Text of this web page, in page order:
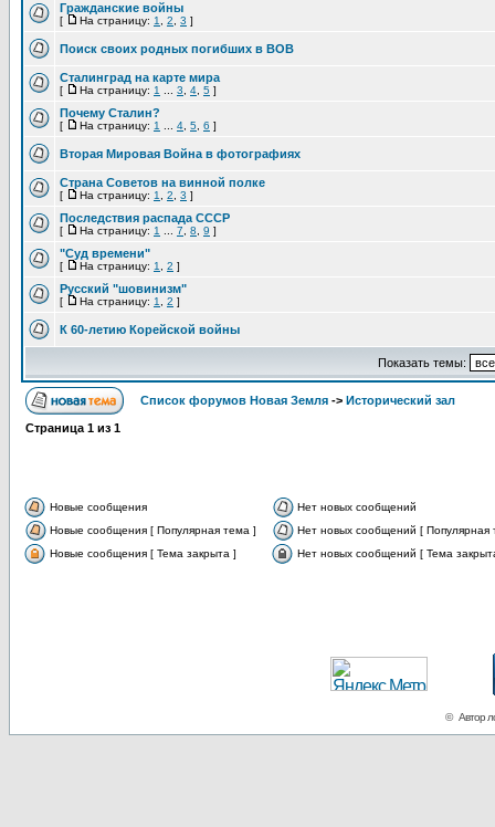
Гражданские войны
[ На страницу: 1 2 3 ]
Поиск своих родных погибших в ВОВ
Сталинград на карте мира
[ На страницу: 1 3 4 5 ]
Почему Сталин?
[ На страницу: 1 4 5 6 ]
Вторая Мировая Война в фотографиях
Страна Советов на винной полке
[ На страницу: 1 2 3 ]
Последствия распада СССР
[ На страницу: 1 7 8 9 ]
"Суд времени"
[ На страницу: 1 2 ]
Русский "шовинизм"
[ На страницу: 1 2 ]
К 60-летию Корейской войны
Показать темы:
Список форумов Новая Земля -> Исторический зал
Страница 1 из 1
Новые сообщения
Нет новых сообщений
Новые сообщения [ Популярная тема ]
Нет новых сообщений [ Популярная
Новые сообщения [ Тема закрыта ]
Нет новых сообщений [ Тема
© Автор